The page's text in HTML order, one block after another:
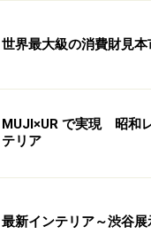
世界最大級の消費財見
MUJI×UR で実現 昭和
テリア
最新インテリア～渋谷